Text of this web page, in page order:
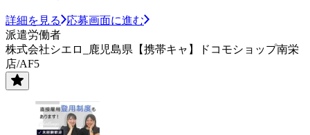
詳細を見る
応募画面に進む
派遣労働者
株式会社シエロ_鹿児島県【携帯キャ】ドコモショップ南栄
店/AF5